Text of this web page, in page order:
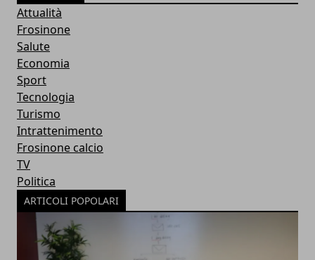
Attualità
Frosinone
Salute
Economia
Sport
Tecnologia
Turismo
Intrattenimento
Frosinone calcio
TV
Politica
ARTICOLI POPOLARI